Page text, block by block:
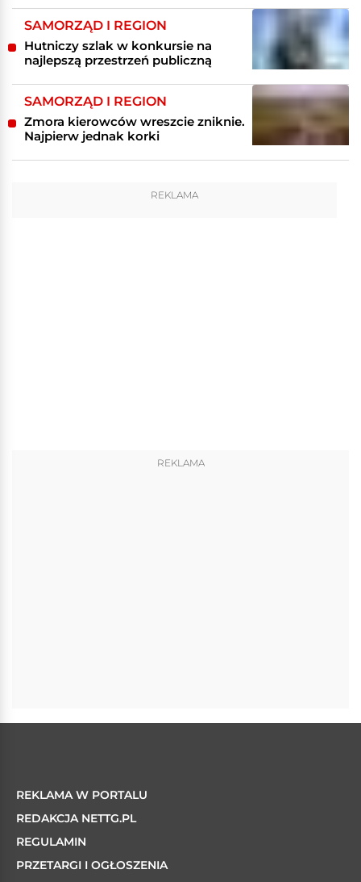
SAMORZĄD I REGION
Hutniczy szlak w konkursie na
najlepszą przestrzeń publiczną
SAMORZĄD I REGION
Zmora kierowców wreszcie zniknie.
Najpierw jednak korki
REKLAMA
REKLAMA
REKLAMA W PORTALU
REDAKCJA NETTG.PL
REGULAMIN
PRZETARGI I OGŁOSZENIA